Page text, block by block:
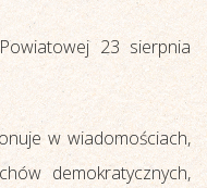
23 sierpnia
w wiadomościach,
demokratycznych,